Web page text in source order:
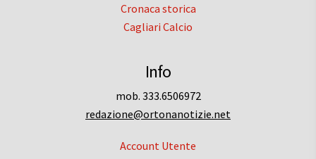
Cronaca storica
Cagliari Calcio
Info
mob. 333.6506972
redazione@ortonanotizie.net
Account Utente